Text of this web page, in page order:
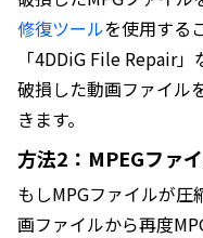
修復ツールを使用する
「4DDiG File Repair
破損した動画ファイル
きます。
方法2：MPEGファ
もしMPGファイルが
画ファイルから再度